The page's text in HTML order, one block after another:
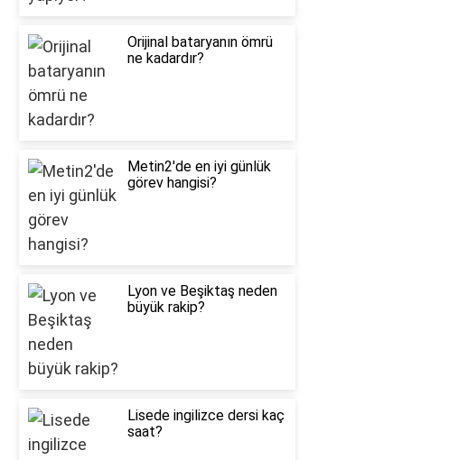
Orijinal bataryanın ömrü
ne kadardır?
Metin2'de en iyi günlük
görev hangisi?
Lyon ve Beşiktaş neden
büyük rakip?
Lisede ingilizce dersi kaç
saat?